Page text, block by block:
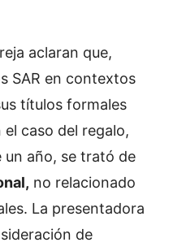
aclaran que,
SAR en contextos
títulos formales
el caso del regalo,
un año, se trató de
no relacionado
La presentadora
de